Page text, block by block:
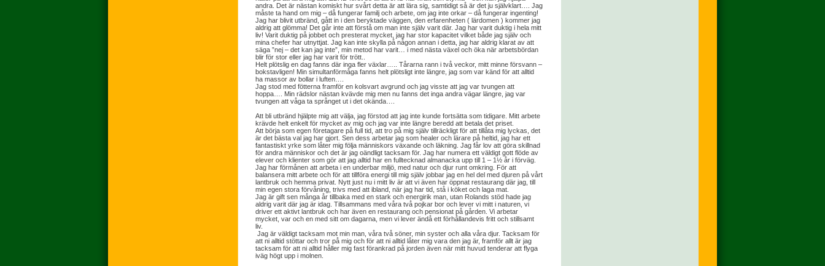
andra. Det är nästan komiskt hur svårt detta är att lära sig, samtidigt så är det ju självklart…. Jag
måste ta hand om mig – då fungerar familj och arbete, om jag inte orkar – då fungerar ingenting!
Jag har blivit utbränd, gått in i den beryktade väggen, den erfarenheten ( lärdomen ) kommer jag
aldrig att glömma! Det går inte att förstå om man inte själv varit där. Jag har varit duktig i hela mitt
liv! Varit duktig på jobbet och presterat mycket, jag har stor kapacitet vilket både jag själv och
mina chefer har utnyttjat. Jag kan inte skylla på någon annan i detta, jag har aldrig klarat av att
säga ”nej – det kan jag inte”, min metod har varit… i med nästa växel och öka när arbetsbördan
blir för stor eller jag har varit för trött..
Helt plötslig en dag fanns där inga fler växlar….. Tårarna rann i två veckor, mitt minne försvann –
bokstavligen! Min simultanförmåga fanns helt plötsligt inte längre, jag som var känd för att alltid
ha massor av bollar i luften….
Jag stod med fötterna framför en kolsvart avgrund och jag visste att jag var tvungen att
hoppa…. Min rädslor nästan kvävde mig men nu fanns det inga andra vägar längre, jag var
tvungen att våga ta språnget ut i det okända….
Att bli utbränd hjälpte mig att välja, jag förstod att jag inte kunde fortsätta som tidigare. Mitt arbete
krävde helt enkelt för mycket av mig och jag var inte längre beredd att betala det priset.
Att börja som egen företagare på full tid, att tro på mig själv tillräckligt för att tillåta mig lyckas, det
är det bästa val jag har gjort. Sen dess arbetar jag som healer och lärare på heltid, jag har ett
fantastiskt yrke som låter mig följa människors växande och läkning. Jag får lov att göra skillnad
för andra människor och det är jag oändligt tacksam för. Jag har numera ett väldigt gott flöde av
elever och klienter som gör att jag alltid har en fulltecknad almanacka upp till 1 – 1½ år i förväg.
Jag har förmånen att arbeta i en underbar miljö, med natur och djur runt omkring. För att
balansera mitt arbete och för att tillföra energi till mig själv jobbar jag en hel del med djuren på vårt
lantbruk och hemma privat. Nytt just nu i mitt liv är att vi även har öppnat restaurang där jag, till
min egen stora förvåning, trivs med att ibland, när jag har tid, stå i köket och laga mat.
Jag är gift sen många år tillbaka med en stark och energirik man, utan Rolands stöd hade jag
aldrig varit där jag är idag. Tillsammans med våra två pojkar bor och lever vi mitt i naturen, vi
driver ett aktivt lantbruk och har även en restaurang och pensionat på gården. Vi arbetar
mycket, var och en med sitt om dagarna, men vi lever ändå ett förhållandevis fritt och stillsamt
liv.
Jag är väldigt tacksam mot min man, våra två söner, min syster och alla våra djur. Tacksam för
att ni alltid stöttar och tror på mig och för att ni alltid låter mig vara den jag är, framför allt är jag
tacksam för att ni alltid håller mig fast förankrad på jorden även när mitt huvud tenderar att flyga
iväg högt upp i molnen.